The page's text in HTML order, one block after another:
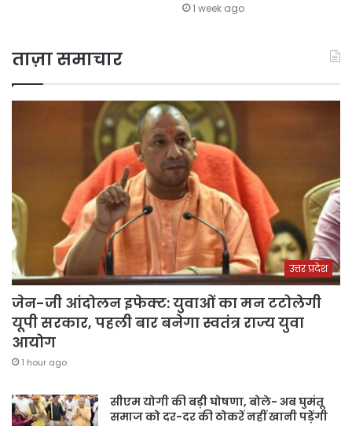
1 week ago
ताज़ा समाचार
उत्तर प्रदेश
जेन-जी आंदोलन इफेक्ट: युवाओं का मन टटोलेगी
यूपी सरकार, पहली बार बनेगा स्वतंत्र राज्य युवा
आयोग
1 hour ago
सीएम योगी की बड़ी घोषणा, बोले- अब घुमंतू
समाज को दर-दर की ठोकरें नहीं खानी पड़ेंगी